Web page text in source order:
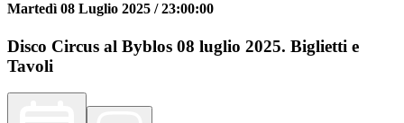
Martedì 08 Luglio 2025 /23:00:00
Disco Circus al Byblos 08 luglio 2025. Biglietti e
Tavoli